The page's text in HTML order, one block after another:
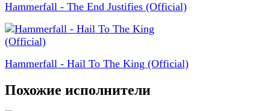
Hammerfall - The End Justifies (Official)
Hammerfall - Hail To The King (Official)
Похожие исполнители